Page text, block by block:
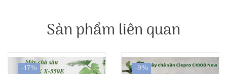
Sản phẩm liên quan
-17% -9%